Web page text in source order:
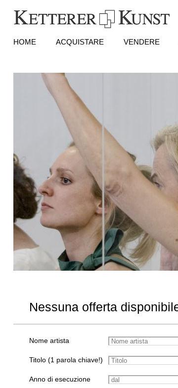
HOME ACQUISTARE VENDERE
Nessuna offerta
Nome artista
Titolo (1 parola chiave!)
Anno di esecuzione